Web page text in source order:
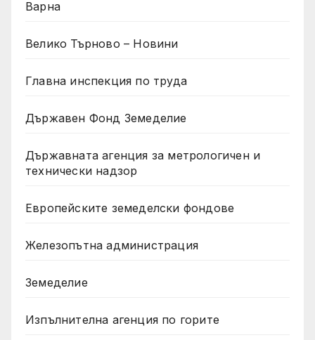
Варна
Велико Търново – Новини
Главна инспекция по труда
Държавен Фонд Земеделие
Държавната агенция за метрологичен и
технически надзор
Европейските земеделски фондове
Железопътна администрация
Земеделие
Изпълнителна агенция по горите